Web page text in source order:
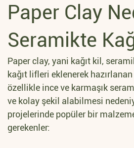
Paper Clay
Seramikte
Paper clay, yani kağıt kil,
kağıt lifleri eklenerek
özellikle ince ve karmaşık
ve kolay şekil alabilmesi
projelerinde popüler bir
gerekenler: